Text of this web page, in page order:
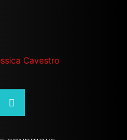
Cavestro